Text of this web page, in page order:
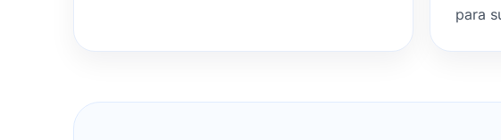
para